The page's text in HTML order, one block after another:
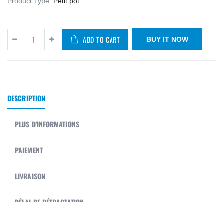
ADD TO CART BUY IT NOW
DESCRIPTION
PLUS D'INFORMATIONS
PAIEMENT
LIVRAISON